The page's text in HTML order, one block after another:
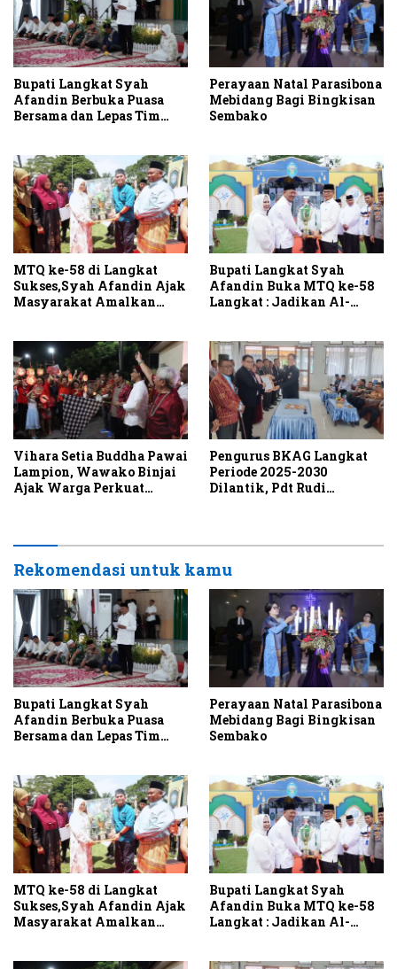
Bupati Langkat Syah
Afandin Berbuka Puasa
Bersama dan Lepas Tim
Perayaan Natal Parasibona
Mebidang Bagi Bingkisan
Sembako
MTQ ke-58 di Langkat
Sukses,Syah Afandin Ajak
Masyarakat Amalkan
Bupati Langkat Syah
Afandin Buka MTQ ke-58
Langkat : Jadikan Al-
Vihara Setia Buddha Pawai
Lampion, Wawako Binjai
Ajak Warga Perkuat
Pengurus BKAG Langkat
Periode 2025-2030
Dilantik, Pdt Rudi
Rekomendasi untuk kamu
Bupati Langkat Syah
Afandin Berbuka Puasa
Bersama dan Lepas Tim
Perayaan Natal Parasibona
Mebidang Bagi Bingkisan
Sembako
MTQ ke-58 di Langkat
Sukses,Syah Afandin Ajak
Masyarakat Amalkan
Bupati Langkat Syah
Afandin Buka MTQ ke-58
Langkat : Jadikan Al-